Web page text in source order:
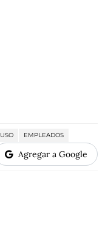
USO EMPLEADOS
Agregar a Google